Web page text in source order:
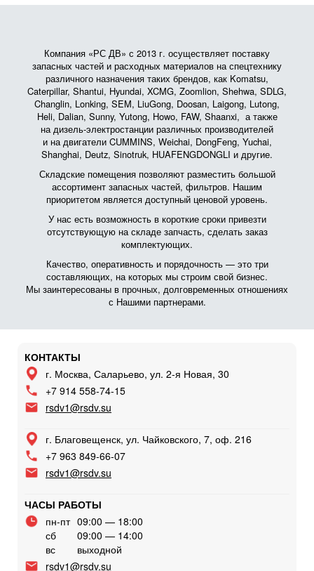
Компания «РС ДВ» с 2013 г. осуществляет поставку
запасных частей и расходных материалов на спецтехнику
различного назначения таких брендов, как Komatsu,
Caterpillar, Shantui, Hyundai, XCMG, Zoomlion, Shehwa, SDLG,
Changlin, Lonking, SEM, LiuGong, Doosan, Laigong, Lutong,
Heli, Dalian, Sunny, Yutong, Howo, FAW, Shaanxi, а также
на дизель-электростанции различных производителей
и на двигатели CUMMINS, Weichai, DongFeng, Yuchai,
Shanghai, Deutz, Sinotruk, HUAFENGDONGLI и другие.
Складские помещения позволяют разместить большой
ассортимент запасных частей, фильтров. Нашим
приоритетом является доступный ценовой уровень.
У нас есть возможность в короткие сроки привезти
отсутствующую на складе запчасть, сделать заказ
комплектующих.
Качество, оперативность и порядочность — это три
составляющих, на которых мы строим свой бизнес.
Мы заинтересованы в прочных, долговременных отношениях
с Нашими партнерами.
КОНТАКТЫ
г. Москва, Саларьево, ул. 2-я Новая, 30
+7 914 558-74-15
rsdv1@rsdv.su
г. Благовещенск, ул. Чайковского, 7, оф. 216
+7 963 849-66-07
rsdv1@rsdv.su
ЧАСЫ РАБОТЫ
пн-пт 09:00 — 18:00
сб
09:00 — 14:00
вс
выходной
rsdv1@rsdv.su